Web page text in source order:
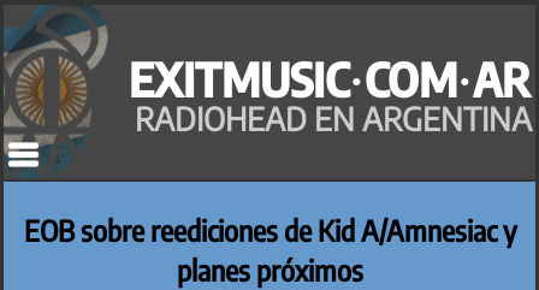
Saltar
al
contenido
EXITMUSIC·COM·AR
RADIOHEAD EN ARGENTINA
EOB sobre reediciones de Kid A/Amnesiac y
planes próximos